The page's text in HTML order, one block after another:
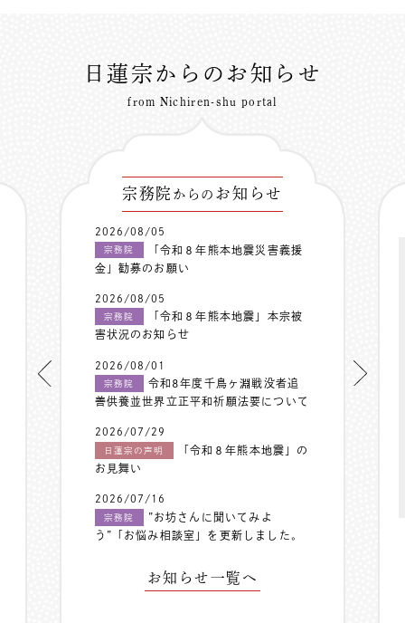
日蓮宗からのお知らせ
from Nichiren-shu portal
宗務院 からの お知らせ
2026/08/05
宗務院
「令和８年熊本地震災害義援
金」勧募のお願い
2026/08/05
宗務院
「令和８年熊本地震」本宗被
害状況のお知らせ
2026/08/01
宗務院
令和8年度千鳥ヶ淵戦没者追
善供養並世界立正平和祈願法要について
2026/07/29
日蓮宗の声明
「令和８年熊本地震」の
お見舞い
2026/07/16
宗務院
”お坊さんに聞いてみよ
う”「お悩み相談室」を更新しました。
お知らせ一覧へ